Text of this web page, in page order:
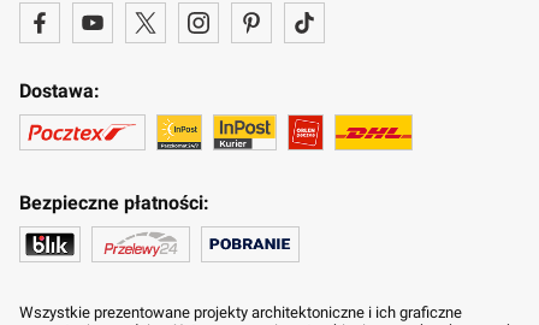
Dostawa:
Bezpieczne płatności:
Wszystkie prezentowane projekty architektoniczne i ich graficzne